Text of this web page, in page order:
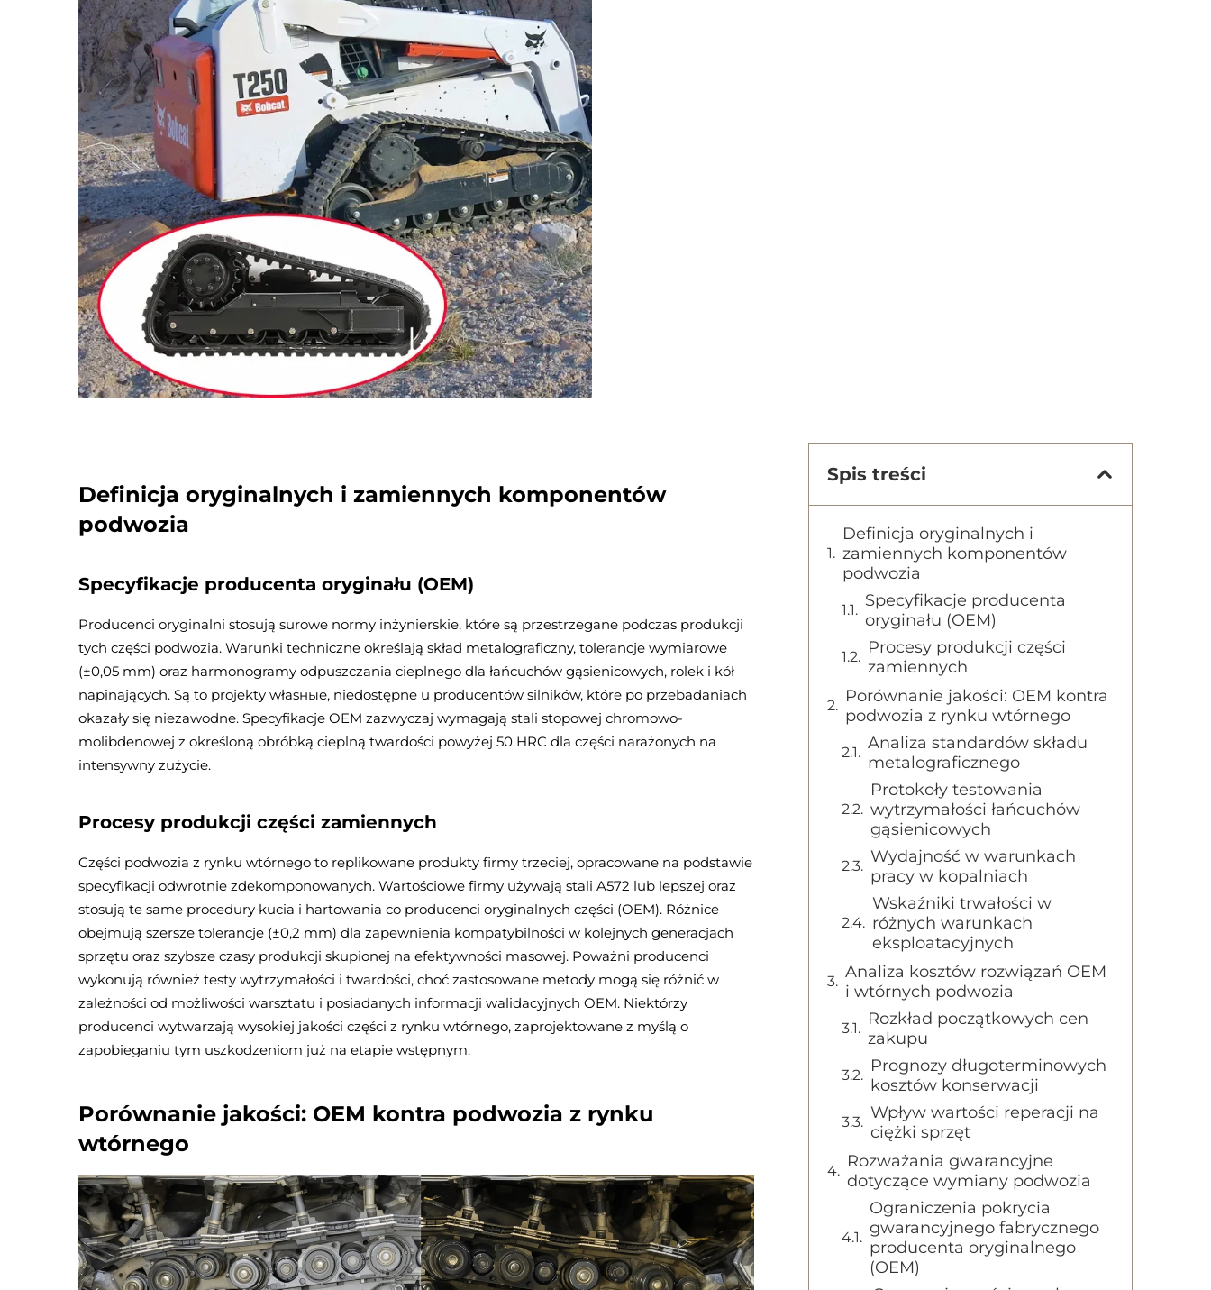
Definicja oryginalnych i zamiennych komponentów
podwozia
Specyfikacje producenta oryginału (OEM)
Producenci oryginalni stosują surowe normy inżynierskie, które są przestrzegane podczas produkcji
tych części podwozia. Warunki techniczne określają skład metalograficzny, tolerancje wymiarowe
(±0,05 mm) oraz harmonogramy odpuszczania cieplnego dla łańcuchów gąsienicowych, rolek i kół
napinających. Są to projekty własные, niedostępne u producentów silników, które po przebadaniach
okazały się niezawodne. Specyfikacje OEM zazwyczaj wymagają stali stopowej chromowo-
molibdenowej z określoną obróbką cieplną twardości powyżej 50 HRC dla części narażonych na
intensywny zużycie.
Procesy produkcji części zamiennych
Części podwozia z rynku wtórnego to replikowane produkty firmy trzeciej, opracowane na podstawie
specyfikacji odwrotnie zdekomponowanych. Wartościowe firmy używają stali A572 lub lepszej oraz
stosują te same procedury kucia i hartowania co producenci oryginalnych części (OEM). Różnice
obejmują szersze tolerancje (±0,2 mm) dla zapewnienia kompatybilności w kolejnych generacjach
sprzętu oraz szybsze czasy produkcji skupionej na efektywności masowej. Poważni producenci
wykonują również testy wytrzymałości i twardości, choć zastosowane metody mogą się różnić w
zależności od możliwości warsztatu i posiadanych informacji walidacyjnych OEM. Niektórzy
producenci wytwarzają wysokiej jakości części z rynku wtórnego, zaprojektowane z myślą o
zapobieganiu tym uszkodzeniom już na etapie wstępnym.
Porównanie jakości: OEM kontra podwozia z rynku
wtórnego
Spis treści
Definicja oryginalnych i
zamiennych komponentów
podwozia
Specyfikacje producenta
oryginału (OEM)
Procesy produkcji części
zamiennych
Porównanie jakości: OEM kontra
podwozia z rynku wtórnego
Analiza standardów składu
metalograficznego
Protokoły testowania
wytrzymałości łańcuchów
gąsienicowych
Wydajność w warunkach
pracy w kopalniach
Wskaźniki trwałości w
różnych warunkach
eksploatacyjnych
Analiza kosztów rozwiązań OEM
i wtórnych podwozia
Rozkład początkowych cen
zakupu
Prognozy długoterminowych
kosztów konserwacji
Wpływ wartości reperacji na
ciężki sprzęt
Rozważania gwarancyjne
dotyczące wymiany podwozia
Ograniczenia pokrycia
gwarancyjnego fabrycznego
producenta oryginalnego
(OEM)